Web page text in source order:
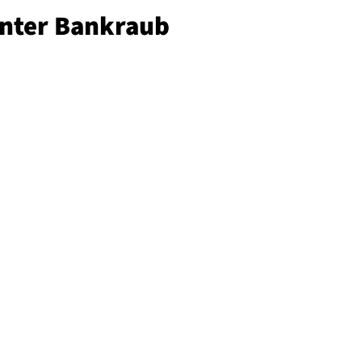
Bankraub